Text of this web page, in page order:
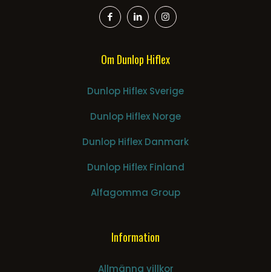
Om Dunlop Hiflex
Dunlop Hiflex Sverige
Dunlop Hiflex Norge
Dunlop Hiflex Danmark
Dunlop Hiflex Finland
Alfagomma Group
Information
Allmänna villkor